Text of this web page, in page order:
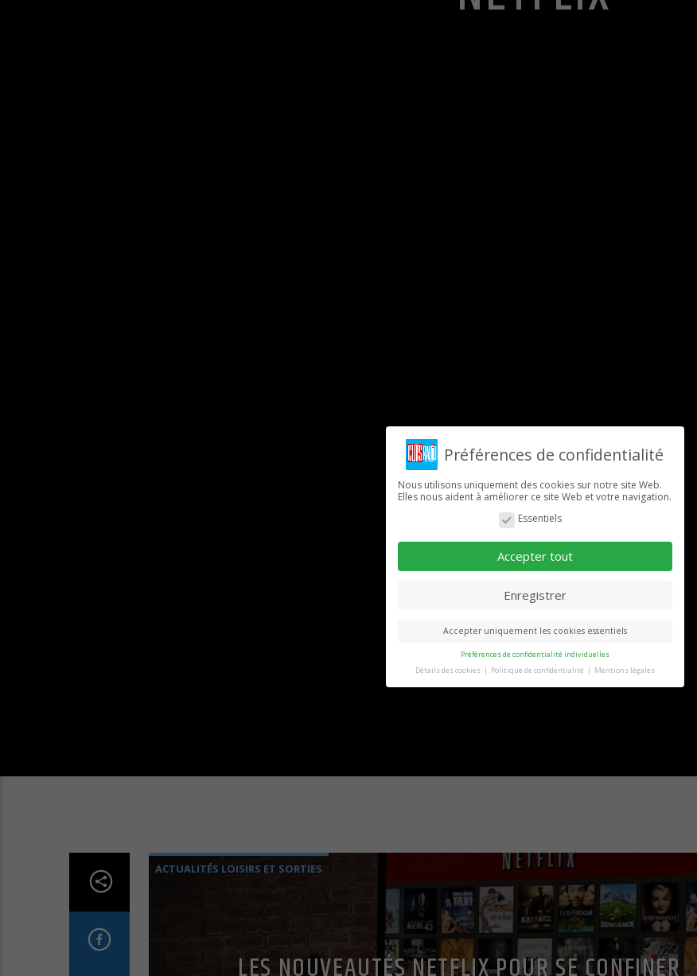
ACTUALITÉS LOISIRS ET SORTIES
Préférences de confidentialité
Nous utilisons uniquement des cookies sur notre site Web.
Elles nous aident à améliorer ce site Web et votre navigation.
Essentiels
Accepter tout
Enregistrer
Accepter uniquement les cookies essentiels
Préférences de confidentialité individuelles
Détails des cookies
Politique de confidentialité Mentions légales
Préférence de confidentialité
Accepter tout
Essentiels (1)
nécessaires au bon fonctionnement du site Web.
Afficher les informations du cookie
Politique de confidentialité Mentions légales